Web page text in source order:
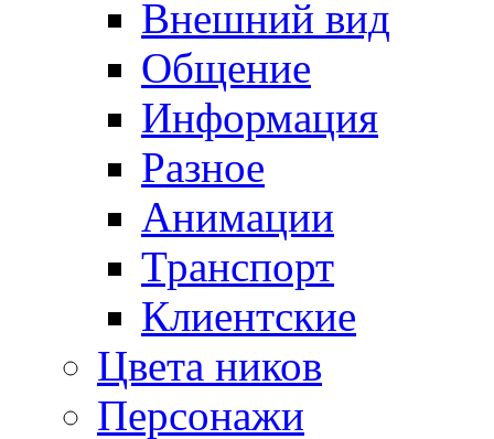
Внешний вид
Общение
Информация
Разное
Анимации
Транспорт
Клиентские
Цвета ников
Персонажи